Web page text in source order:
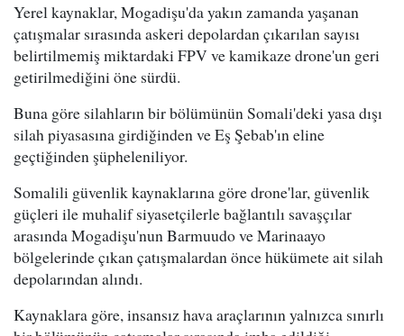
Yerel kaynaklar, Mogadişu'da yakın zamanda yaşanan
çatışmalar sırasında askeri depolardan çıkarılan sayısı
belirtilmemiş miktardaki FPV ve kamikaze drone'un geri
getirilmediğini öne sürdü.
Buna göre silahların bir bölümünün Somali'deki yasa dışı
silah piyasasına girdiğinden ve Eş Şebab'ın eline
geçtiğinden şüpheleniliyor.
Somalili güvenlik kaynaklarına göre drone'lar, güvenlik
güçleri ile muhalif siyasetçilerle bağlantılı savaşçılar
arasında Mogadişu'nun Barmuudo ve Marinaayo
bölgelerinde çıkan çatışmalardan önce hükümete ait silah
depolarından alındı.
Kaynaklara göre, insansız hava araçlarının yalnızca sınırlı